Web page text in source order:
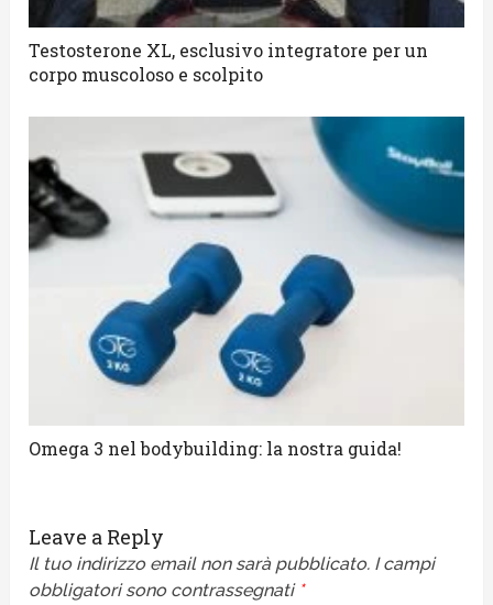
Testosterone XL, esclusivo integratore per un
corpo muscoloso e scolpito
Omega 3 nel bodybuilding: la nostra guida!
Leave a Reply
Il tuo indirizzo email non sarà pubblicato. I campi
obbligatori sono contrassegnati *